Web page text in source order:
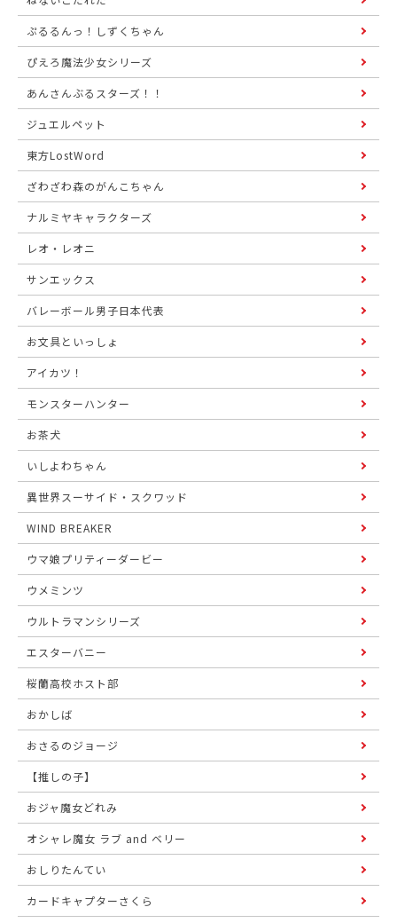
ぷるるんっ！しずくちゃん
ぴえろ魔法少女シリーズ
あんさんぶるスターズ！！
ジュエルペット
東方LostWord
ざわざわ森のがんこちゃん
ナルミヤキャラクターズ
レオ・レオニ
サンエックス
バレーボール男子日本代表
お文具といっしょ
アイカツ！
モンスターハンター
お茶犬
いしよわちゃん
異世界スーサイド・スクワッド
WIND BREAKER
ウマ娘プリティーダービー
ウメミンツ
ウルトラマンシリーズ
エスターバニー
桜蘭高校ホスト部
おかしば
おさるのジョージ
【推しの子】
おジャ魔女どれみ
オシャレ魔女 ラブ and ベリー
おしりたんてい
カードキャプターさくら